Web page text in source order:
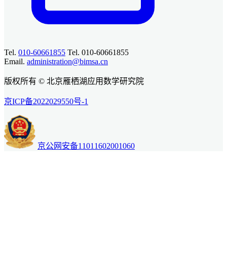
Tel. 010-60661855 Tel. 010-60661855
Email. administration@bimsa.cn
版权所有 © 北京雁栖湖应用数学研究院
京ICP备2022029550号-1
京公网安备11011602001060